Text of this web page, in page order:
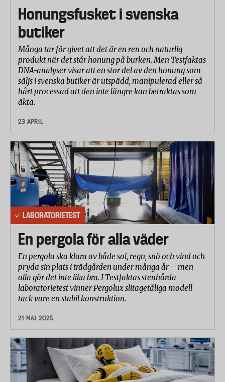
Honungsfusket i svenska
butiker
Många tar för givet att det är en ren och naturlig
produkt när det står honung på burken. Men Testfaktas
DNA-analyser visar att en stor del av den honung som
säljs i svenska butiker är utspädd, manipulerad eller så
hårt processad att den inte längre kan betraktas som
äkta.
23 APRIL
LABORATORIETEST
En pergola för alla väder
En pergola ska klara av både sol, regn, snö och vind och
pryda sin plats i trädgården under många år – men
alla gör det inte lika bra. I Testfaktas stenhårda
laboratorietest vinner Pergolux slitagetåliga modell
tack vare en stabil konstruktion.
21 MAJ 2025